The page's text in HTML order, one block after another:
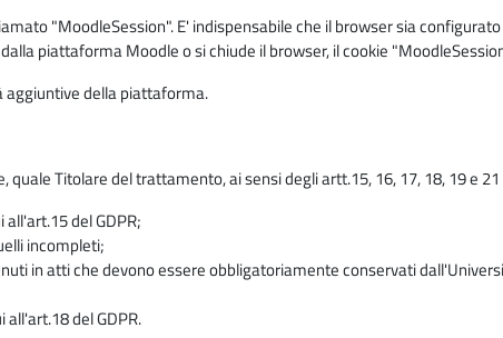
"MoodleSession". E' indispensabile che il browser sia
piattaforma Moodle o si chiude il browser, il cookie
aggiuntive della piattaforma.
Titolare del trattamento, ai sensi degli artt.15, 16, 17, 18, 19 e 21
del GDPR;
incompleti;
in atti che devono essere obbligatoriamente conservati
del GDPR.